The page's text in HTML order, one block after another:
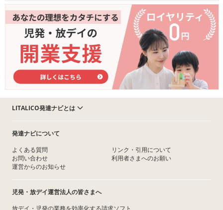
LITALICO発達ナビとは
発達ナビについて
よくある質問
お問い合わせ
運営からのお知らせ
リンク・引用について
利用者さまへのお願い
児発・放デイ運営法人の皆さまへ
放デイ・児発の業務を効率化する請求ソフト